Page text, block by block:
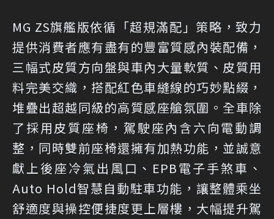
MG ZS旗艦版依循「超規滿配」策略，致力
提供消費者應有盡有的豐富質感內裝配備，
三幅式皮質方向盤與車內大量軟質、皮質用
料完美交織，搭配紅色車縫線的巧妙點綴，
堆疊出超越同級的高質感座艙氛圍。全車除
了採用皮質座椅，駕駛座內含六向電動調
整，同時雙前座椅還擁有加熱功能，並誠意
獻上後座冷氣出風口、EPB電子手煞車、
Auto Hold智慧自動駐車功能，讓整體乘坐
舒適度與操控便捷度更上層樓，大幅提升駕